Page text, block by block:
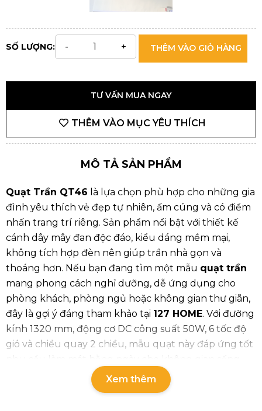
SỐ LƯỢNG: THÊM VÀO GIỎ HÀNG
TƯ VẤN MUA NGAY
THÊM VÀO MỤC YÊU THÍCH
MÔ TẢ SẢN PHẨM
Quạt Trần QT46 là lựa chọn phù hợp cho những gia
đình yêu thích vẻ đẹp tự nhiên, ấm cúng và có điểm
nhấn trang trí riêng. Sản phẩm nổi bật với thiết kế
cánh dây mây đan độc đáo, kiểu dáng mềm mại,
không tích hợp đèn nên giúp trần nhà gọn và
thoáng hơn. Nếu bạn đang tìm một mẫu quạt trần
mang phong cách nghỉ dưỡng, dễ ứng dụng cho
phòng khách, phòng ngủ hoặc không gian thư giãn,
đây là gợi ý đáng tham khảo tại 127 HOME. Với đường
kính 1320 mm, động cơ DC công suất 50W, 6 tốc độ
gió và chiều quay 2 chiều, mẫu quạt này đáp ứng tốt
nhu cầu làm mát hằng ngày cho không gian sống
Xem thêm